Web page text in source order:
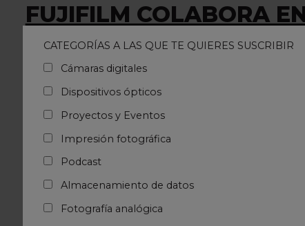
FUJIFILM COLABORA
LA XI EDICIÓN DEL
FESTIVAL
INTERNACIONAL DE
FOTOGRAFÍA
ANALÓGICA REVELA’T
consolidado Festival Internacional de fotografía
analógica Revela’t en Vilassar de Dalt, en la
província de Barcelona.
CATEGORÍAS A LAS QUE TE QUIERES SUSCRIBIR
Cámaras digitales
Dispositivos ópticos
Proyectos y Eventos
Impresión fotográfica
Podcast
Almacenamiento de datos
Fotografía analógica